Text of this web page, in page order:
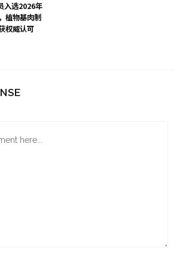
入选2026年
植物基肉制
权威认可